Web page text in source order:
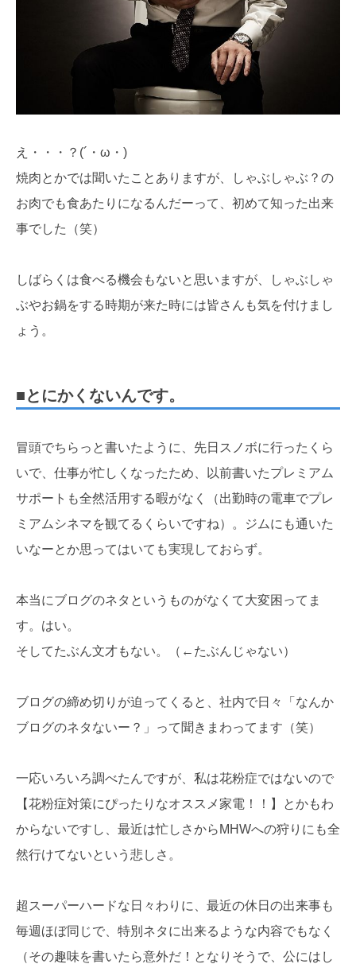
え・・・？(´・ω・)
焼肉とかでは聞いたことありますが、しゃぶしゃぶ？の
お肉でも食あたりになるんだーって、初めて知った出来
事でした（笑）
しばらくは食べる機会もないと思いますが、しゃぶしゃ
ぶやお鍋をする時期が来た時には皆さんも気を付けまし
ょう。
■とにかくないんです。
冒頭でちらっと書いたように、先日スノボに行ったくら
いで、仕事が忙しくなったため、以前書いたプレミアム
サポートも全然活用する暇がなく（出勤時の電車でプレ
ミアムシネマを観てるくらいですね）。ジムにも通いた
いなーとか思ってはいても実現しておらず。
本当にブログのネタというものがなくて大変困ってま
す。はい。
そしてたぶん文才もない。（←たぶんじゃない）
ブログの締め切りが迫ってくると、社内で日々「なんか
ブログのネタないー？」って聞きまわってます（笑）
一応いろいろ調べたんですが、私は花粉症ではないので
【花粉症対策にぴったりなオススメ家電！！】とかもわ
からないですし、最近は忙しさからMHWへの狩りにも全
然行けてないという悲しさ。
超スーパーハードな日々わりに、最近の休日の出来事も
毎週ほぼ同じで、特別ネタに出来るような内容でもなく
（その趣味を書いたら意外だ！となりそうで、公にはし